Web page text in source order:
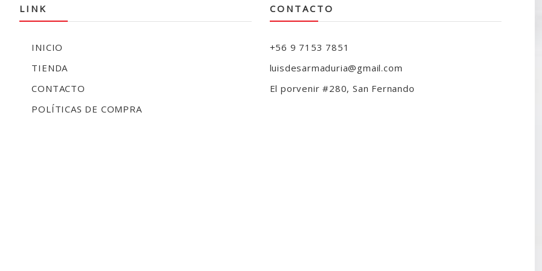
LINK
INICIO
TIENDA
CONTACTO
POLÍTICAS DE COMPRA
CONTACTO
+56 9 7153 7851
luisdesarmaduria@gmail.com
El porvenir #280, San Fernando